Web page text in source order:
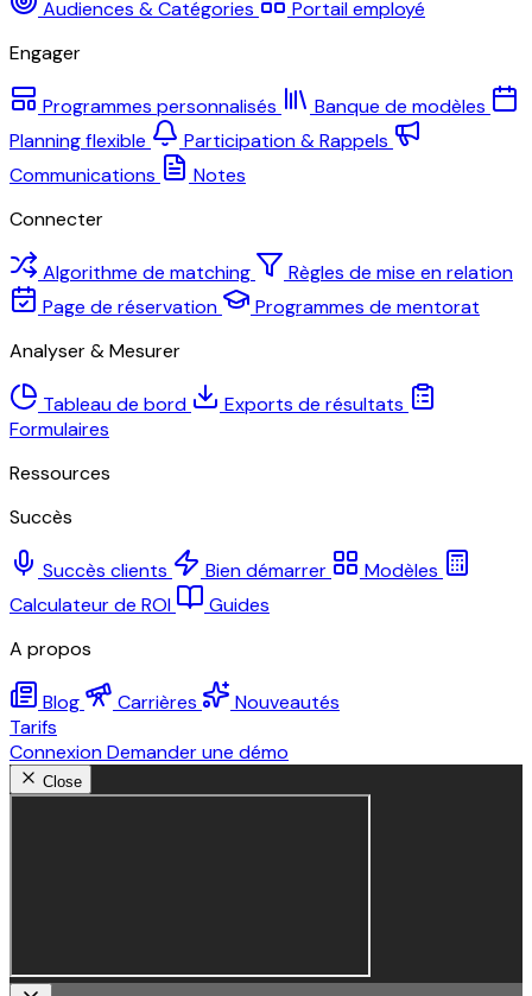
Audiences & Catégories
Portail employé
Engager
Programmes personnalisés
Banque de modèles
Planning flexible
Participation & Rappels
Communications
Notes
Connecter
Algorithme de matching
Règles de mise en relation
Page de réservation
Programmes de mentorat
Analyser & Mesurer
Tableau de bord
Exports de résultats
Formulaires
Ressources
Succès
Succès clients Bien démarrer
Modèles
Calculateur de ROI
Guides
A propos
Blog Carrières
Nouveautés
Tarifs
ConnexionDemander une démo
Close